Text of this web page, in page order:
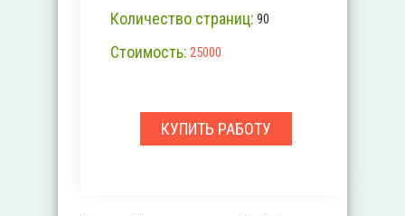
Количество страниц: 90
Стоимость: 25000
КУПИТЬ РАБОТУ